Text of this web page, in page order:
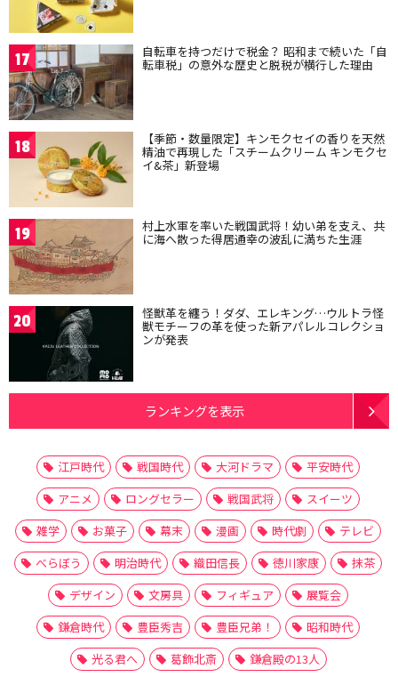
17 自転車を持つだけで税金？ 昭和まで続いた「自
転車税」の意外な歴史と脱税が横行した理由
18 【季節・数量限定】キンモクセイの香りを天然
精油で再現した「スチームクリーム キンモクセ
イ&茶」新登場
19 村上水軍を率いた戦国武将！幼い弟を支え、共
に海へ散った得居通幸の波乱に満ちた生涯
20 怪獣革を纏う！ダダ、エレキング…ウルトラ怪
獣モチーフの革を使った新アパレルコレクショ
ンが発表
ランキングを表示
江戸時代 戦国時代 大河ドラマ
平安時代
アニメ
ロングセラー 戦国武将
スイーツ
雑学
お菓子 幕末 漫画 時代劇
テレビ
べらぼう
明治時代 織田信長 徳川家康
抹茶
デザイン
文房具 フィギュア
展覧会
鎌倉時代
豊臣秀吉 豊臣兄弟！
昭和時代
光る君へ
葛飾北斎 鎌倉殿の13人